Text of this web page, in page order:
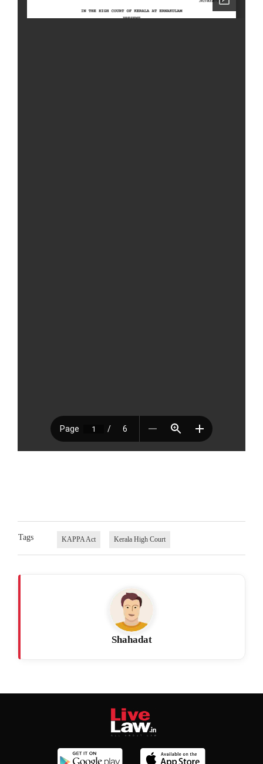
Tags KAPPA Act Kerala High Court
Shahadat